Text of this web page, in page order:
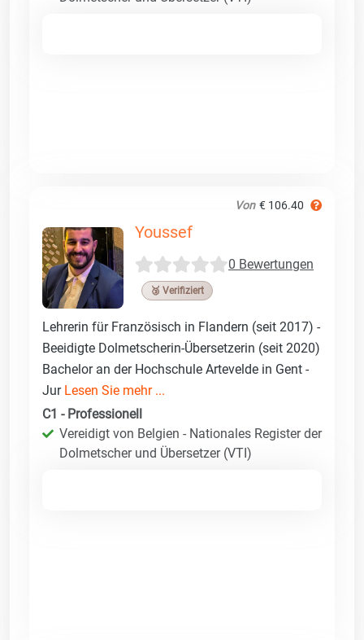
Von € 106.40
Youssef
0 Bewertungen
🥉 Verifiziert
Lehrerin für Französisch in Flandern (seit 2017) -
Beeidigte Dolmetscherin-Übersetzerin (seit 2020)
Bachelor an der Hochschule Artevelde in Gent -
Jur Lesen Sie mehr ...
C1 - Professionell
Vereidigt von Belgien - Nationales Register der
Dolmetscher und Übersetzer (VTI)